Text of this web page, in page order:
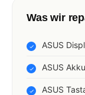
Was wir
ASUS
ASUS
ASUS